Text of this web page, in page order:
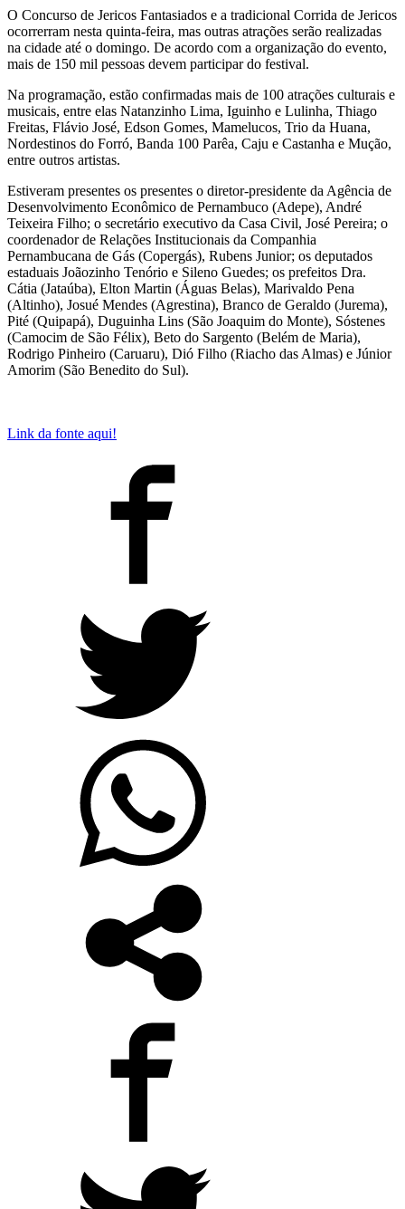
O Concurso de Jericos Fantasiados e a tradicional Corrida de Jericos
ocorrerram nesta quinta-feira, mas outras atrações serão realizadas
na cidade até o domingo. De acordo com a organização do evento,
mais de 150 mil pessoas devem participar do festival.
Na programação, estão confirmadas mais de 100 atrações culturais e
musicais, entre elas Natanzinho Lima, Iguinho e Lulinha, Thiago
Freitas, Flávio José, Edson Gomes, Mamelucos, Trio da Huana,
Nordestinos do Forró, Banda 100 Parêa, Caju e Castanha e Mução,
entre outros artistas.
Estiveram presentes os presentes o diretor-presidente da Agência de
Desenvolvimento Econômico de Pernambuco (Adepe), André
Teixeira Filho; o secretário executivo da Casa Civil, José Pereira; o
coordenador de Relações Institucionais da Companhia
Pernambucana de Gás (Copergás), Rubens Junior; os deputados
estaduais Joãozinho Tenório e Sileno Guedes; os prefeitos Dra.
Cátia (Jataúba), Elton Martin (Águas Belas), Marivaldo Pena
(Altinho), Josué Mendes (Agrestina), Branco de Geraldo (Jurema),
Pité (Quipapá), Duguinha Lins (São Joaquim do Monte), Sóstenes
(Camocim de São Félix), Beto do Sargento (Belém de Maria),
Rodrigo Pinheiro (Caruaru), Dió Filho (Riacho das Almas) e Júnior
Amorim (São Benedito do Sul).
Link da fonte aqui!